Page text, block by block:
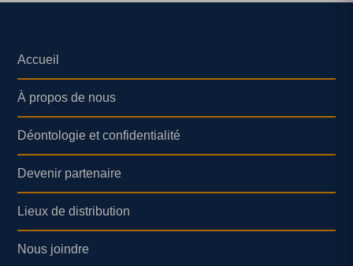
Accueil
À propos de nous
Déontologie et confidentialité
Devenir partenaire
Lieux de distribution
Nous joindre